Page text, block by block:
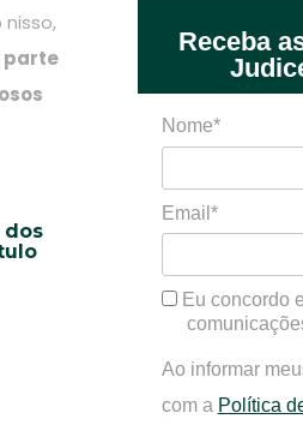
parte
dos
Receba
Nome*
Email*
Eu concordo
Ao informar
com a Política